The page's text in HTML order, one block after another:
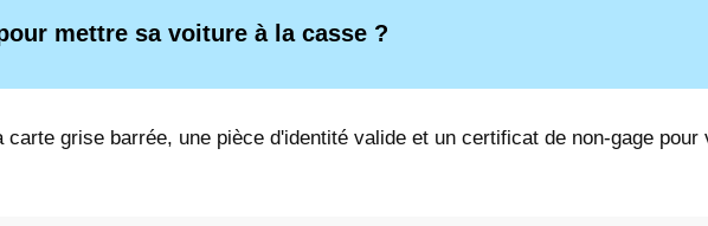
mettre sa voiture à la casse ?
grise barrée, une pièce d'identité valide et un certificat de non-gage pour